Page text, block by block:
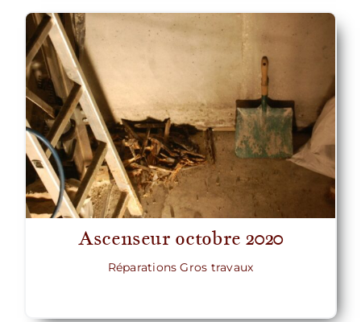
Ascenseur octobre 2020
Réparations Gros travaux